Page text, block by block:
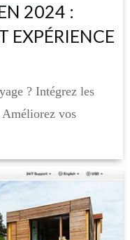
2024 :
EXPÉRIENCE
? Intégrez les
vos